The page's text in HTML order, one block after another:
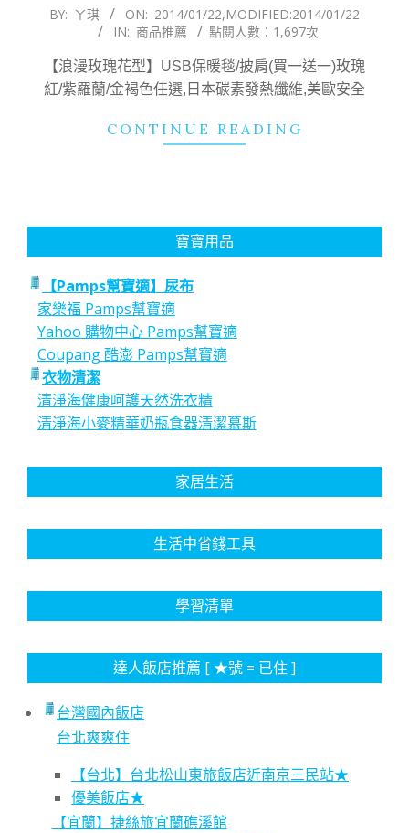
2014-
22
BY: ㄚ琪 ON: 2014/01/22,MODIFIED:2014/01/22
IN: 商品推薦 點閱人數：1,697次
【浪漫玫瑰花型】USB保暖毯/披肩(買一送一)玫瑰
紅/紫羅蘭/金褐色任選,日本碳素發熱纖維,美歐安全
CONTINUE READING
寶寶用品
【Pamps幫寶適】尿布
家樂福 Pamps幫寶適
Yahoo 購物中心 Pamps幫寶適
Coupang 酷澎 Pamps幫寶適
衣物清潔
清淨海健康呵護天然洗衣精
清淨海小麥精華奶瓶食器清潔慕斯
家居生活
生活中省錢工具
學習清單
達人飯店推薦 [ ★號 = 已住 ]
台灣國內飯店
台北爽爽住
【台北】台北松山東旅飯店近南京三民站★
優美飯店★
【宜蘭】捷絲旅宜蘭礁溪館